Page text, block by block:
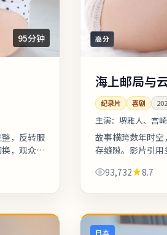
95分钟
，反转服
，观众需
高分
海上邮局与
纪录片 喜剧
主演： 堺雅人、宫
故事横跨数年时
存缝隙。影片引
应。《海上邮局与
93,732 8.7
日本